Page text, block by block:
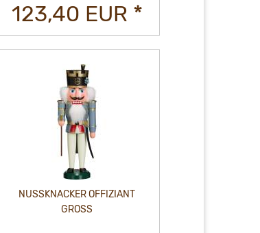
123,40 EUR *
NUSSKNACKER OFFIZIANT
GROSS